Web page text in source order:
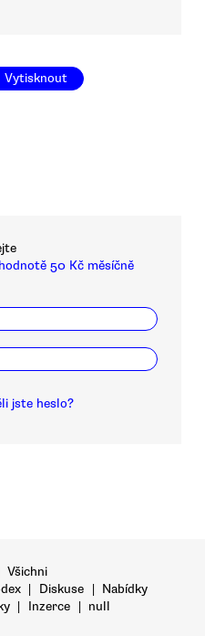
Vytisknout
50 Kč měsíčně
jste heslo?
Všichni
| Diskuse | Nabídky
| Inzerce | null